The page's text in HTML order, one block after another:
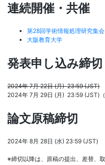
連続開催・共催
第28回学術情報処理研究集会
大阪教育大学
発表申し込み締切
2024年 7月 22日 (月) 23:59 (JST)
2024年 7月 29日 (月) 23:59 (JST)（
論文原稿締切
2024年 8月 28日 (水) 23:59 (JST)
※締切以降は、原稿の提出、差替、